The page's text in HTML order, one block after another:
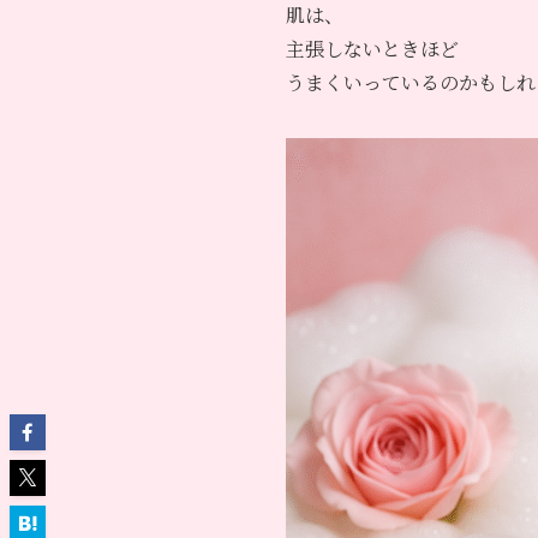
肌は、
主張しないときほど
うまくいっているのかもし